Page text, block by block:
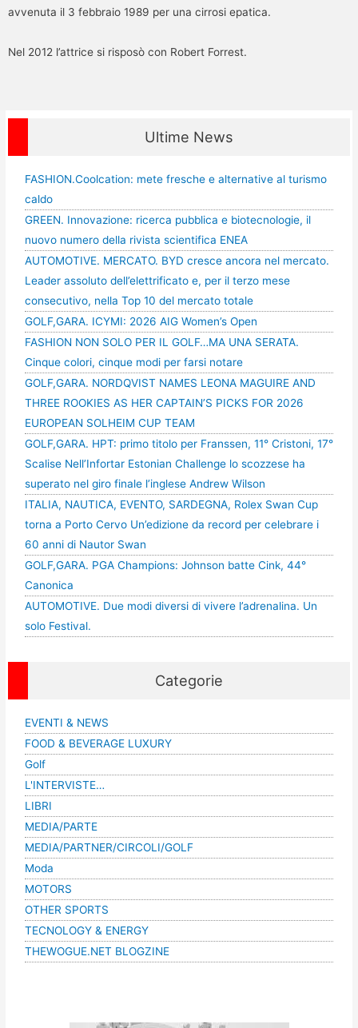
avvenuta il 3 febbraio 1989 per una cirrosi epatica.
Nel 2012 l’attrice si risposò con Robert Forrest.
Ultime News
FASHION.Coolcation: mete fresche e alternative al turismo
caldo
GREEN. Innovazione: ricerca pubblica e biotecnologie, il
nuovo numero della rivista scientifica ENEA
AUTOMOTIVE. MERCATO. BYD cresce ancora nel mercato.
Leader assoluto dell’elettrificato e, per il terzo mese
consecutivo, nella Top 10 del mercato totale
GOLF,GARA. ICYMI: 2026 AIG Women’s Open
FASHION NON SOLO PER IL GOLF…MA UNA SERATA.
Cinque colori, cinque modi per farsi notare
GOLF,GARA. NORDQVIST NAMES LEONA MAGUIRE AND
THREE ROOKIES AS HER CAPTAIN’S PICKS FOR 2026
EUROPEAN SOLHEIM CUP TEAM
GOLF,GARA. HPT: primo titolo per Franssen, 11° Cristoni, 17°
Scalise Nell’Infortar Estonian Challenge lo scozzese ha
superato nel giro finale l’inglese Andrew Wilson
ITALIA, NAUTICA, EVENTO, SARDEGNA, Rolex Swan Cup
torna a Porto Cervo Un’edizione da record per celebrare i
60 anni di Nautor Swan
GOLF,GARA. PGA Champions: Johnson batte Cink, 44°
Canonica
AUTOMOTIVE. Due modi diversi di vivere l’adrenalina. Un
solo Festival.
Categorie
EVENTI & NEWS
FOOD & BEVERAGE LUXURY
Golf
L'INTERVISTE…
LIBRI
MEDIA/PARTE
MEDIA/PARTNER/CIRCOLI/GOLF
Moda
MOTORS
OTHER SPORTS
TECNOLOGY & ENERGY
THEWOGUE.NET BLOGZINE